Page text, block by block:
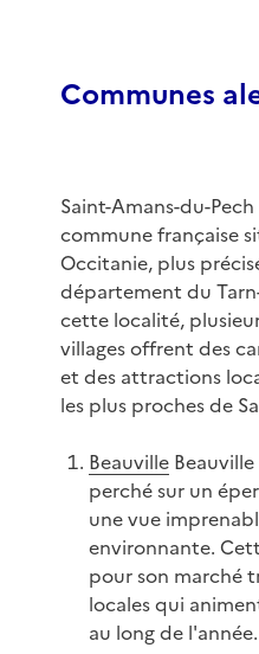
Communes
Saint-Amans-du-
commune française
Occitanie, plus
département du
cette localité,
villages offrent des
et des attractions
les plus proches de
BeauvilleBeauville
perché sur un
une vue
environnante.
pour son marché
locales qui
au long de l'année.